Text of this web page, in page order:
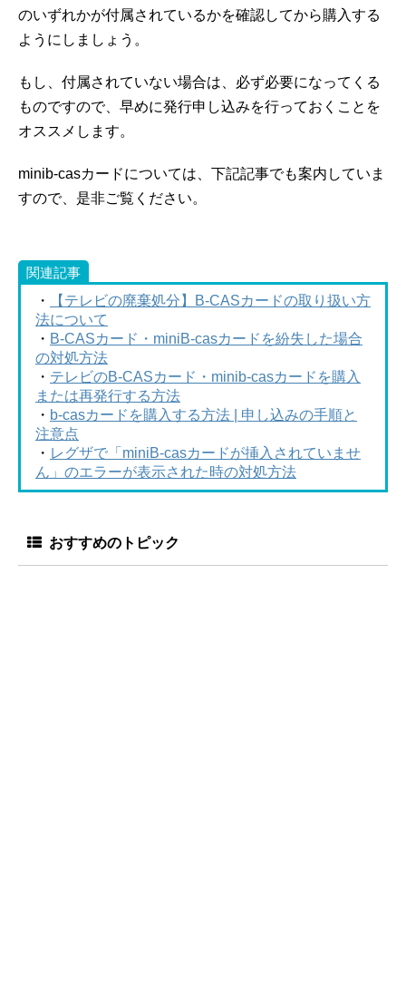
のいずれかが付属されているかを確認してから購入する
ようにしましょう。
もし、付属されていない場合は、必ず必要になってくる
ものですので、早めに発行申し込みを行っておくことを
オススメします。
minib-casカードについては、下記記事でも案内していま
すので、是非ご覧ください。
関連記事
・
【テレビの廃棄処分】B-CASカードの取り扱い方
法について
・ B-CASカード・miniB-casカードを紛失した場合
の対処方法
・ テレビのB-CASカード・minib-casカードを購入
または再発行する方法
・ b-casカードを購入する方法 | 申し込みの手順と
注意点
・ レグザで「miniB-casカードが挿入されていませ
ん」のエラーが表示された時の対処方法
おすすめのトピック